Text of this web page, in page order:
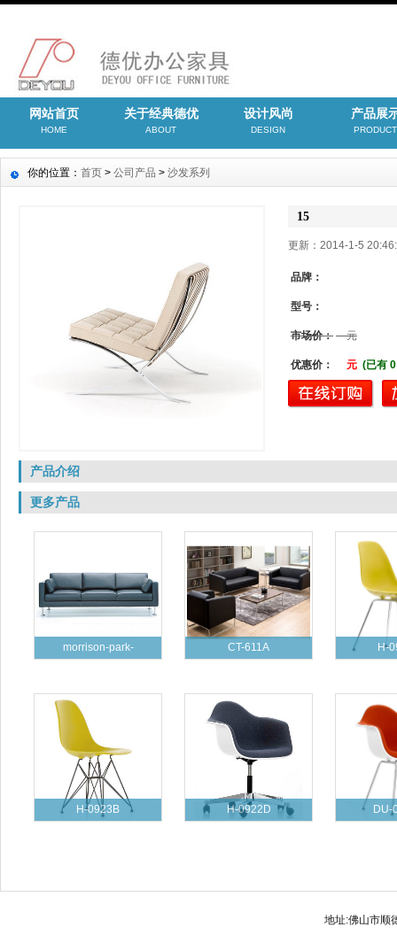
网站首页
HOME
关于经典德优
ABOUT
设计风尚
DESIGN
产品展
PRODUCT
你的位置： 首页 > 公司产品 > 沙发系列
15
更新：2014-1-5
品牌：
型号：
市场价： 元
优惠价： 元 (已有
产品介绍
更多产品
morrison-park- CT-611A H-
H-0923B H-0922D DU-
地址:佛山市顺